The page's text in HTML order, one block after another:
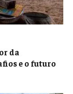
da
e o futuro